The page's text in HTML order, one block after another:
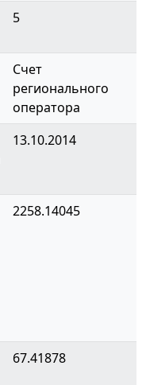
5
Счет
регионального
оператора
13.10.2014
2258.14045
67.41878